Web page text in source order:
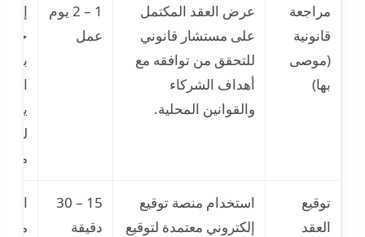
مراجعة
قانونية
(موصى
بها)
عرض العقد المكتمل
على مستشار قانوني
للتحقق من توافقه مع
أهداف الشركاء
والقوانين المحلية.
1 – 2 يوم
عمل
يؤدي
توقيع
العقد
استخدام منصة توقيع
إلكتروني معتمدة لتوقيع
15 – 30
دقيقة